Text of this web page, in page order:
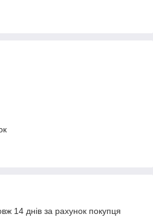
14 днів за рахунок покупця